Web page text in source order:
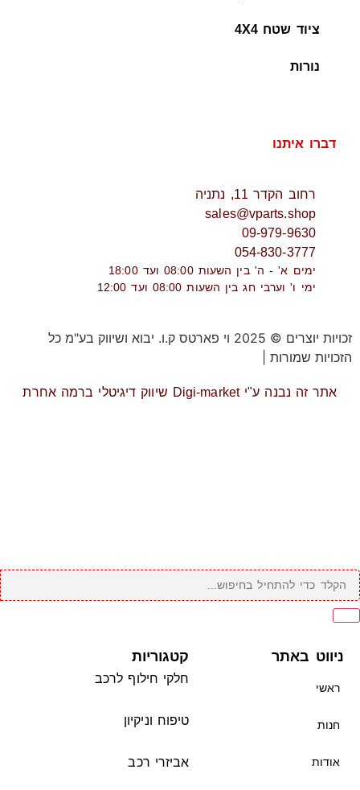
ציוד שטח 4X4
נורות
דברו איתנו
רחוב הקדר 11, נתניה
sales@vparts.shop
09-979-9630
054-830-3777
ימים א' - ה' בין השעות 08:00 ועד 18:00
ימי ו' וערבי חג בין השעות 08:00 ועד 12:00
זכויות יוצרים © 2025 וי פארטס ק.ו. יבוא ושיווק בע"מ כל
הזכויות שמורות |
אתר זה נבנה ע"י Digi-market שיווק דיגיטלי ברמה אחרת
ניווט באתר
ראשי
חנות
אודות
קטגוריות
חלקי חילוף לרכב
טיפוח וניקיון
אביזרי רכב